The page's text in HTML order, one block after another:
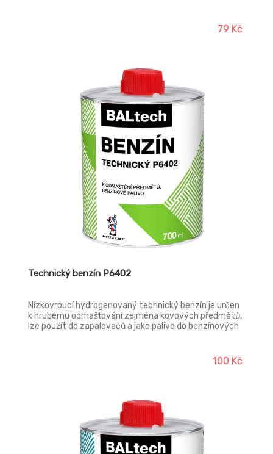
79 Kč
Technický benzín P6402
Nízkovroucí hydrogenovaný technický benzín je určen
k hrubému odmašťování zejména kovových předmětů,
lze použít do zapalovačů a jako palivo do benzínových
100 Kč